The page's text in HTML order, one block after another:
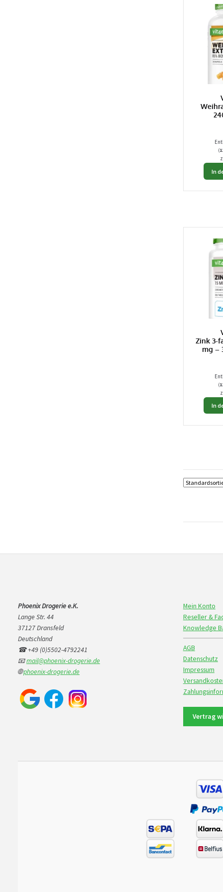
(
In
Zink 3-
mg –
(
In
Phoenix Drogerie e.K.
Lange Str. 44
37127 Dransfeld
Deutschland
☎ +49 (0)5502-4792241
📧mail@phoenix-drogerie.de
🌐phoenix-drogerie.de
Mein Konto
Reseller &
Knowledge
AGB
Datenschutz
Impressum
Vertrag